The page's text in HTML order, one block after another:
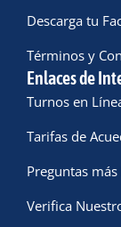
Descarga tu
Términos y
Enlaces de
Turnos en
Tarifas de
Preguntas
Verifica